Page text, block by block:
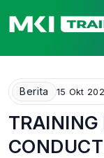
Berita 15 Okt
TRAINING